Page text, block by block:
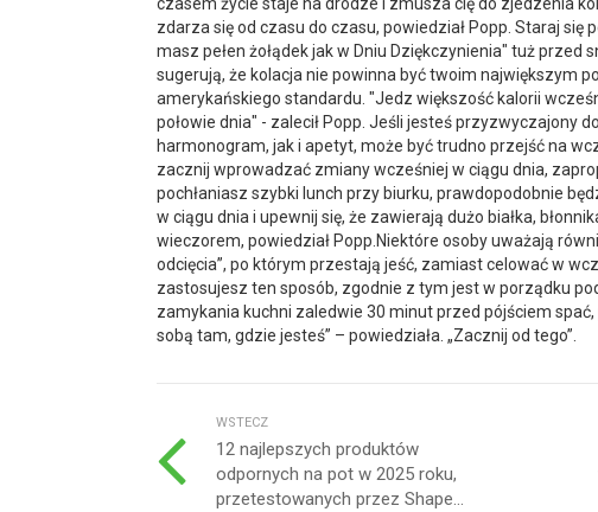
czasem życie staje na drodze i zmusza cię do zjedzenia
zdarza się od czasu do czasu, powiedział Popp. Staraj się
masz pełen żołądek jak w Dniu Dziękczynienia" tuż przed
sugerują, że kolacja nie powinna być twoim największym
amerykańskiego standardu. "Jedz większość kalorii
połowie dnia" - zalecił Popp. Jeśli jesteś przyzwyczajony
harmonogram, jak i apetyt, może być trudno przejść na
zacznij wprowadzać zmiany wcześniej w ciągu dnia,
pochłaniasz szybki lunch przy biurku, prawdopodobnie
w ciągu dnia i upewnij się, że zawierają dużo białka,
wieczorem, powiedział Popp.Niektóre osoby uważają
odcięcia”, po którym przestają jeść, zamiast celować w
zastosujesz ten sposób, zgodnie z tym jest w porządku
zamykania kuchni zaledwie 30 minut przed pójściem
sobą tam, gdzie jesteś” – powiedziała. „Zacznij od tego”.
WSTECZ
12 najlepszych produktów
odpornych na pot w 2025 roku,
przetestowanych przez Shape...